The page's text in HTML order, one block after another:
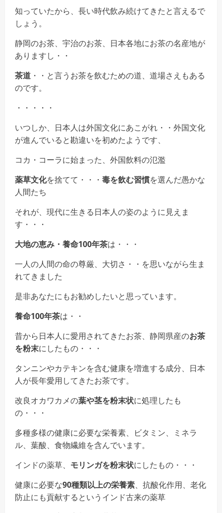
知っていたから、長い時代飲み続けてきたと言えるで
しょう。
静岡のお茶、宇治のお茶、日本各地にお茶の名産地が
ありますし・・
茶道 ・・と言うお茶を飲むための道、道場さえもある
のです。
・・・・・
いつしか、日本人は外国文化にあこがれ・・外国文化
が進んでいると勘違いを初めたようです、
コカ・コーラに始まった、外国飲料の氾濫
薬草文化を捨てて・・・ 毒を飲む習慣を選んだ愚かな
人間たち
それが、現代に生きる日本人の姿のように見えま
す・・・
大地の恵み・養命100年茶は・・・
一人の人間の命の尊厳、大切さ・・を思いながら生ま
れてきました
是非あなたにもお勧めしたいと思っています。
養命100年茶は・・
昔から日本人に愛用されてきたお茶、静岡県産のお茶
を粉末にしたもの・・・
タンニンやカテキンを含む健康を増進する成分、日本
人が長年愛用してきたお茶です。
改良オカワカメの葉や茎を粉末状に処理したも
の・・・
多種多様の健康に必要な栄養素、ビタミン、ミネラ
ル、葉酸、食物繊維を含んでいます。
インドの薬草、 モリンガを粉末状にしたもの・・・
健康に必要な90種類以上の栄養素、抗酸化作用、老化
防止にも貢献するというインド古来の薬草